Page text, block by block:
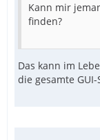
Kann mir
finden?
Das kann im
die gesamte